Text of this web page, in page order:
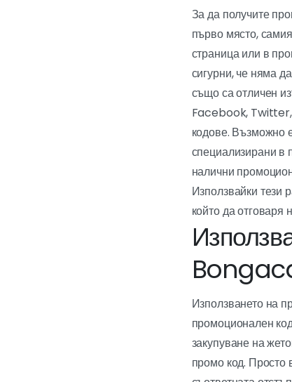
За да получите
първо място,
страница или в
сигурни, че няма
също са отличен
Facebook, Twitter,
кодове. Възможно
специализирани в
налични
Използвайки
който да отговаря
Използването на
промоционален
закупуване на
промо код. Просто